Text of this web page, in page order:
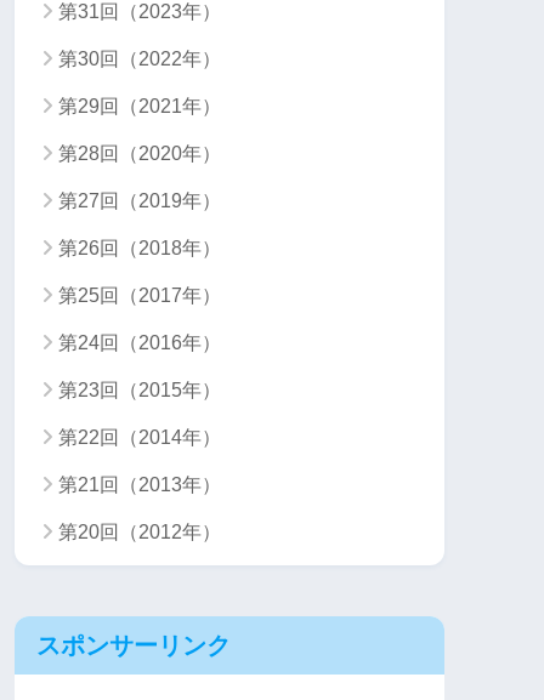
第31回（2023年）
第30回（2022年）
第29回（2021年）
第28回（2020年）
第27回（2019年）
第26回（2018年）
第25回（2017年）
第24回（2016年）
第23回（2015年）
第22回（2014年）
第21回（2013年）
第20回（2012年）
スポンサーリンク